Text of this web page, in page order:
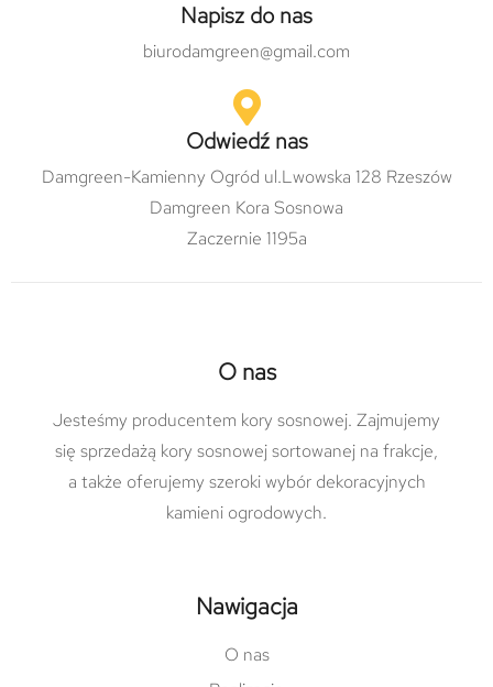
Napisz do nas
biurodamgreen@gmail.com
Odwiedź nas
Damgreen-Kamienny Ogród ul.Lwowska 128 Rzeszów
Damgreen Kora Sosnowa
Zaczernie 1195a
O nas
Jesteśmy producentem kory sosnowej. Zajmujemy
się sprzedażą kory sosnowej sortowanej na frakcje,
a także oferujemy szeroki wybór dekoracyjnych
kamieni ogrodowych.
Nawigacja
O nas